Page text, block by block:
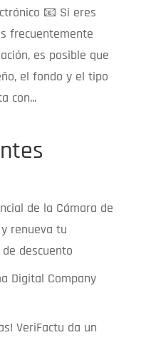
📧 Si eres
frecuentemente
es posible que
el fondo y el tipo
con...
de la Cámara de
renueva tu
descuento
Digital Company
VeriFactu da un